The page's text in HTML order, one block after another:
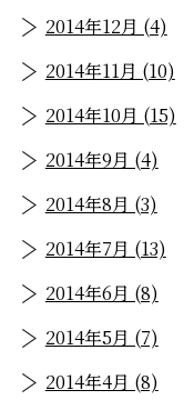
2014年12月 (4)
2014年11月 (10)
2014年10月 (15)
2014年9月 (4)
2014年8月 (3)
2014年7月 (13)
2014年6月 (8)
2014年5月 (7)
2014年4月 (8)